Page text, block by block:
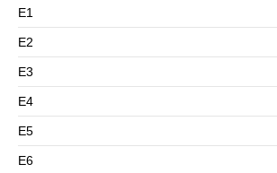
E1
E2
E3
E4
E5
E6